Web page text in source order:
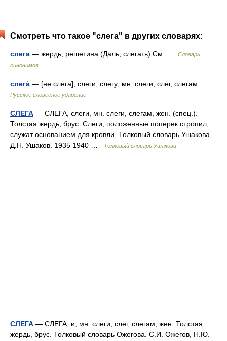
Смотреть что такое "слега" в других словарях:
слега — жердь, решетина (Даль, слегать) См …
Словарь
синонимов
слега́ — [не слега], слеги, слегу; мн. слеги, слег, слегам …
Русское словесное ударение
СЛЕГА — СЛЕГА, слеги, мн. слеги, слегам, жен. (спец.).
Толстая жердь, брус. Слеги, положенные поперек стропил,
служат основанием для кровли. Толковый словарь Ушакова.
Д.Н. Ушаков. 1935 1940 …
Толковый словарь Ушакова
СЛЕГА — СЛЕГА, и, мн. слеги, слег, слегам, жен. Толстая
жердь, брус. Толковый словарь Ожегова. С.И. Ожегов, Н.Ю.